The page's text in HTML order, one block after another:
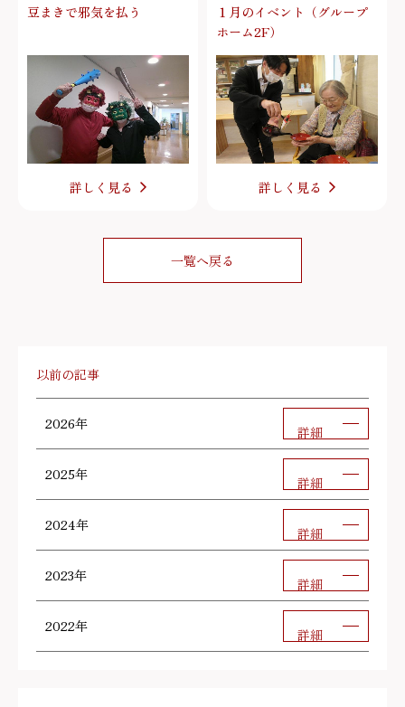
豆まきで邪気を払う
詳しく見る
１月のイベント（グループ
ホーム2F）
詳しく見る
一覧へ戻る
以前の記事
2026年 詳細
2025年 詳細
2024年 詳細
2023年 詳細
2022年 詳細